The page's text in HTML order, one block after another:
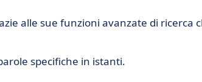
alle sue funzioni avanzate di ricerca
specifiche in istanti.